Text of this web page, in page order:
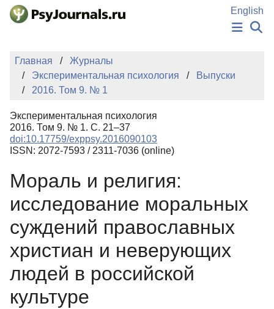
Перейти к основному содержанию
English
НОВОСТИ
КЛЮЧЕВЫЕ СЛОВА
Регистрация
Главная
Журналы
Экспериментальная психология
Выпуски
2016. Том 9. № 1
Экспериментальная психология
2016. Том 9. № 1. С. 21–37
doi:10.17759/exppsy.2016090103
ISSN: 2072-7593 / 2311-7036 (online)
Мораль и религия:
исследование моральных
суждений православных
христиан и неверующих
людей в российской
культуре